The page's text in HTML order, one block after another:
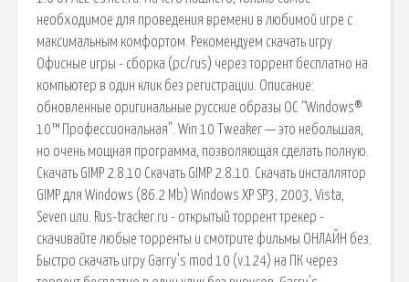
необходимое для проведения времени в любимой игре с
максимальным комфортом. Рекомендуем скачать игру
Офисные игры - cборка (pc/rus) через торрент бесплатно на
компьютер в один клик без регистрации. Описание:
обновленные оригинальные русские образы ОС “Windows®
10™ Профессиональная”. Win 10 Tweaker — это небольшая,
но очень мощная программа, позволяющая сделать полную.
Скачать GIMP 2.8.10 Скачать GIMP 2.8.10. Скачать инсталлятор
GIMP для Windows (86.2 Mb) Windows XP SP3, 2003, Vista,
Seven или. Rus-tracker.ru - открытый торрент трекер -
скачивайте любые торренты и смотрите фильмы ОНЛАЙН без.
Быстро скачать игру Garry's mod 10 (v.124) на ПК через